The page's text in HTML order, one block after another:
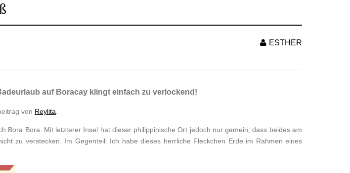
ESTHER
auf Boracay klingt einfach zu verlockend!
von Reylita
Bora Bora. Mit letzterer Insel hat dieser philippinische Ort jedoch nur gemein, dass beides am
zu verstecken. Im Gegenteil: Ich habe dieses herrliche Fleckchen Erde im Rahmen eines